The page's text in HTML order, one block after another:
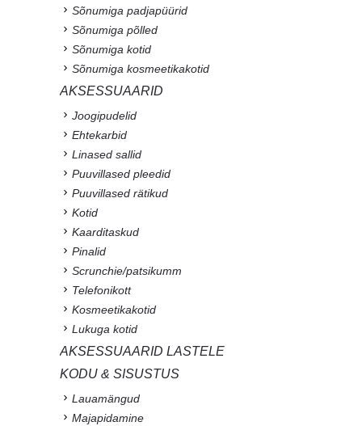
Sõnumiga padjapüürid
Sõnumiga põlled
Sõnumiga kotid
Sõnumiga kosmeetikakotid
AKSESSUAARID
Joogipudelid
Ehtekarbid
Linased sallid
Puuvillased pleedid
Puuvillased rätikud
Kotid
Kaarditaskud
Pinalid
Scrunchie/patsikumm
Telefonikott
Kosmeetikakotid
Lukuga kotid
AKSESSUAARID LASTELE
KODU & SISUSTUS
Lauamängud
Majapidamine